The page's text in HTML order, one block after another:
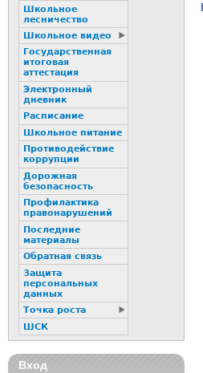
Школьное
лесничество
Школьное видео
Государственная
итоговая
аттестация
Электронный
дневник
Расписание
Школьное питание
Пpотиводействие
коppупции
Дорожная
безопасность
Профилактика
пpaвонаpушений
Последние
материалы
Обратная связь
Защита
персональных
данных
Точка роста
ШСК
Вход